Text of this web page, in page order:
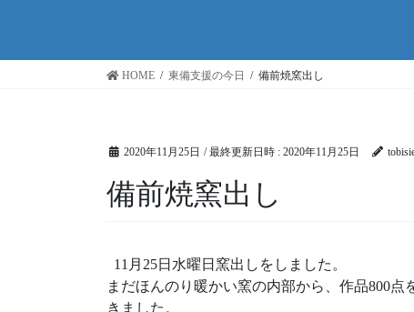
HOME 東備支援の今日 備前焼窯出し
2020年11月25日 / 最終更新日時 : 2020年11月25日
備前焼窯出し
11月25日水曜日窯出しをしました。
まだほんのり暖かい窯の内部から、作品800
きました。